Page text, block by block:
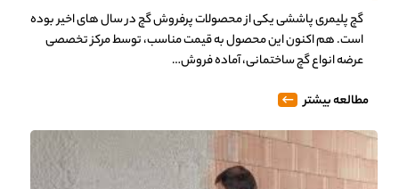
گچ پلیمری پاششی یکی از محصولات پرفروش گچ در سال های اخیر بوده
است. هم اکنون این محصول به قیمت مناسب، توسط مرکز تخصصی
عرضه انواع گچ ساختمانی، آماده فروش…
مطالعه بیشتر